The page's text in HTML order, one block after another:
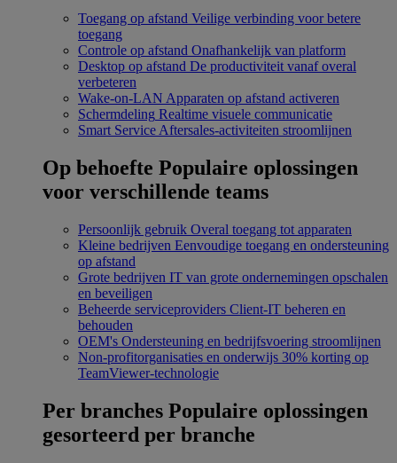
Toegang op afstand Veilige verbinding voor betere
toegang
Controle op afstand Onafhankelijk van platform
Desktop op afstand De productiviteit vanaf overal
verbeteren
Wake-on-LAN Apparaten op afstand activeren
Schermdeling Realtime visuele communicatie
Smart Service Aftersales-activiteiten stroomlijnen
Op behoefte Populaire oplossingen
voor verschillende teams
Persoonlijk gebruik Overal toegang tot apparaten
Kleine bedrijven Eenvoudige toegang en ondersteuning
op afstand
Grote bedrijven IT van grote ondernemingen opschalen
en beveiligen
Beheerde serviceproviders Client-IT beheren en
behouden
OEM's Ondersteuning en bedrijfsvoering stroomlijnen
Non-profitorganisaties en onderwijs 30% korting op
TeamViewer-technologie
Per branches Populaire oplossingen
gesorteerd per branche